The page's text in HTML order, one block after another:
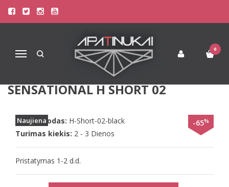
Navigacija
0
Pagrindinis Apatinis Trikotažas Moterims
Sloggi 40(L) dydžio juodos spalvos šortukai Feel Sensational H Short
SLOGGI 40(L) DYDŽIO JUODOS
SPALVOS ŠORTUKAI FEEL
SENSATIONAL H SHORT 02
Naujiena -65%
Prekės kodas: H-Short-02-black
Turimas kiekis: 2 - 3 Dienos
Pristatymas 1-2 d.d.